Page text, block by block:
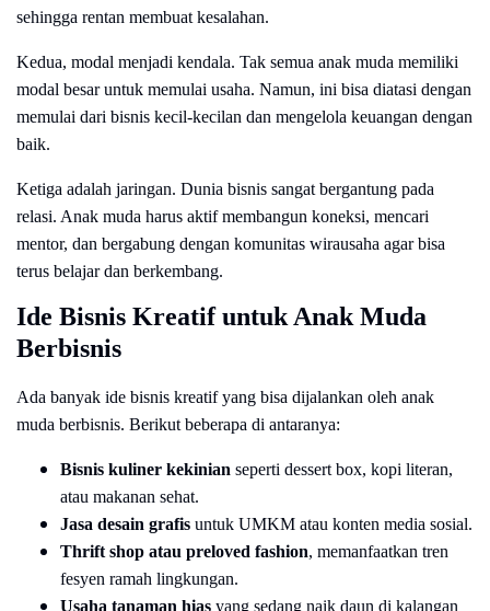
sehingga rentan membuat kesalahan.
Kedua, modal menjadi kendala. Tak semua anak muda memiliki
modal besar untuk memulai usaha. Namun, ini bisa diatasi dengan
memulai dari bisnis kecil-kecilan dan mengelola keuangan dengan
baik.
Ketiga adalah jaringan. Dunia bisnis sangat bergantung pada
relasi. Anak muda harus aktif membangun koneksi, mencari
mentor, dan bergabung dengan komunitas wirausaha agar bisa
terus belajar dan berkembang.
Ide Bisnis Kreatif untuk Anak Muda
Berbisnis
Ada banyak ide bisnis kreatif yang bisa dijalankan oleh anak
muda berbisnis. Berikut beberapa di antaranya:
Bisnis kuliner kekinian seperti dessert box, kopi literan,
atau makanan sehat.
Jasa desain grafis untuk UMKM atau konten media sosial.
Thrift shop atau preloved fashion, memanfaatkan tren
fesyen ramah lingkungan.
Usaha tanaman hias yang sedang naik daun di kalangan